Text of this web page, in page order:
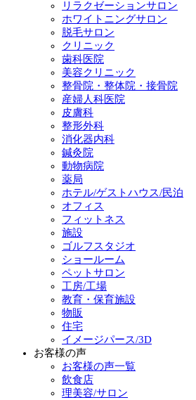
リラクゼーションサロン
ホワイトニングサロン
脱毛サロン
クリニック
歯科医院
美容クリニック
整骨院・整体院・接骨院
産婦人科医院
皮膚科
整形外科
消化器内科
鍼灸院
動物病院
薬局
ホテル/ゲストハウス/民泊
オフィス
フィットネス
施設
ゴルフスタジオ
ショールーム
ペットサロン
工房/工場
教育・保育施設
物販
住宅
イメージパース/3D
お客様の声
お客様の声一覧
飲食店
理美容/サロン